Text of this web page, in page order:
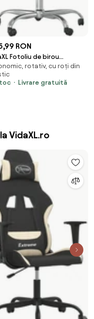
RON
Fotoliu de birou
cu masaj, gri deschis,
rotativ, cu roți din
Livrare gratuită
VidaXL.ro